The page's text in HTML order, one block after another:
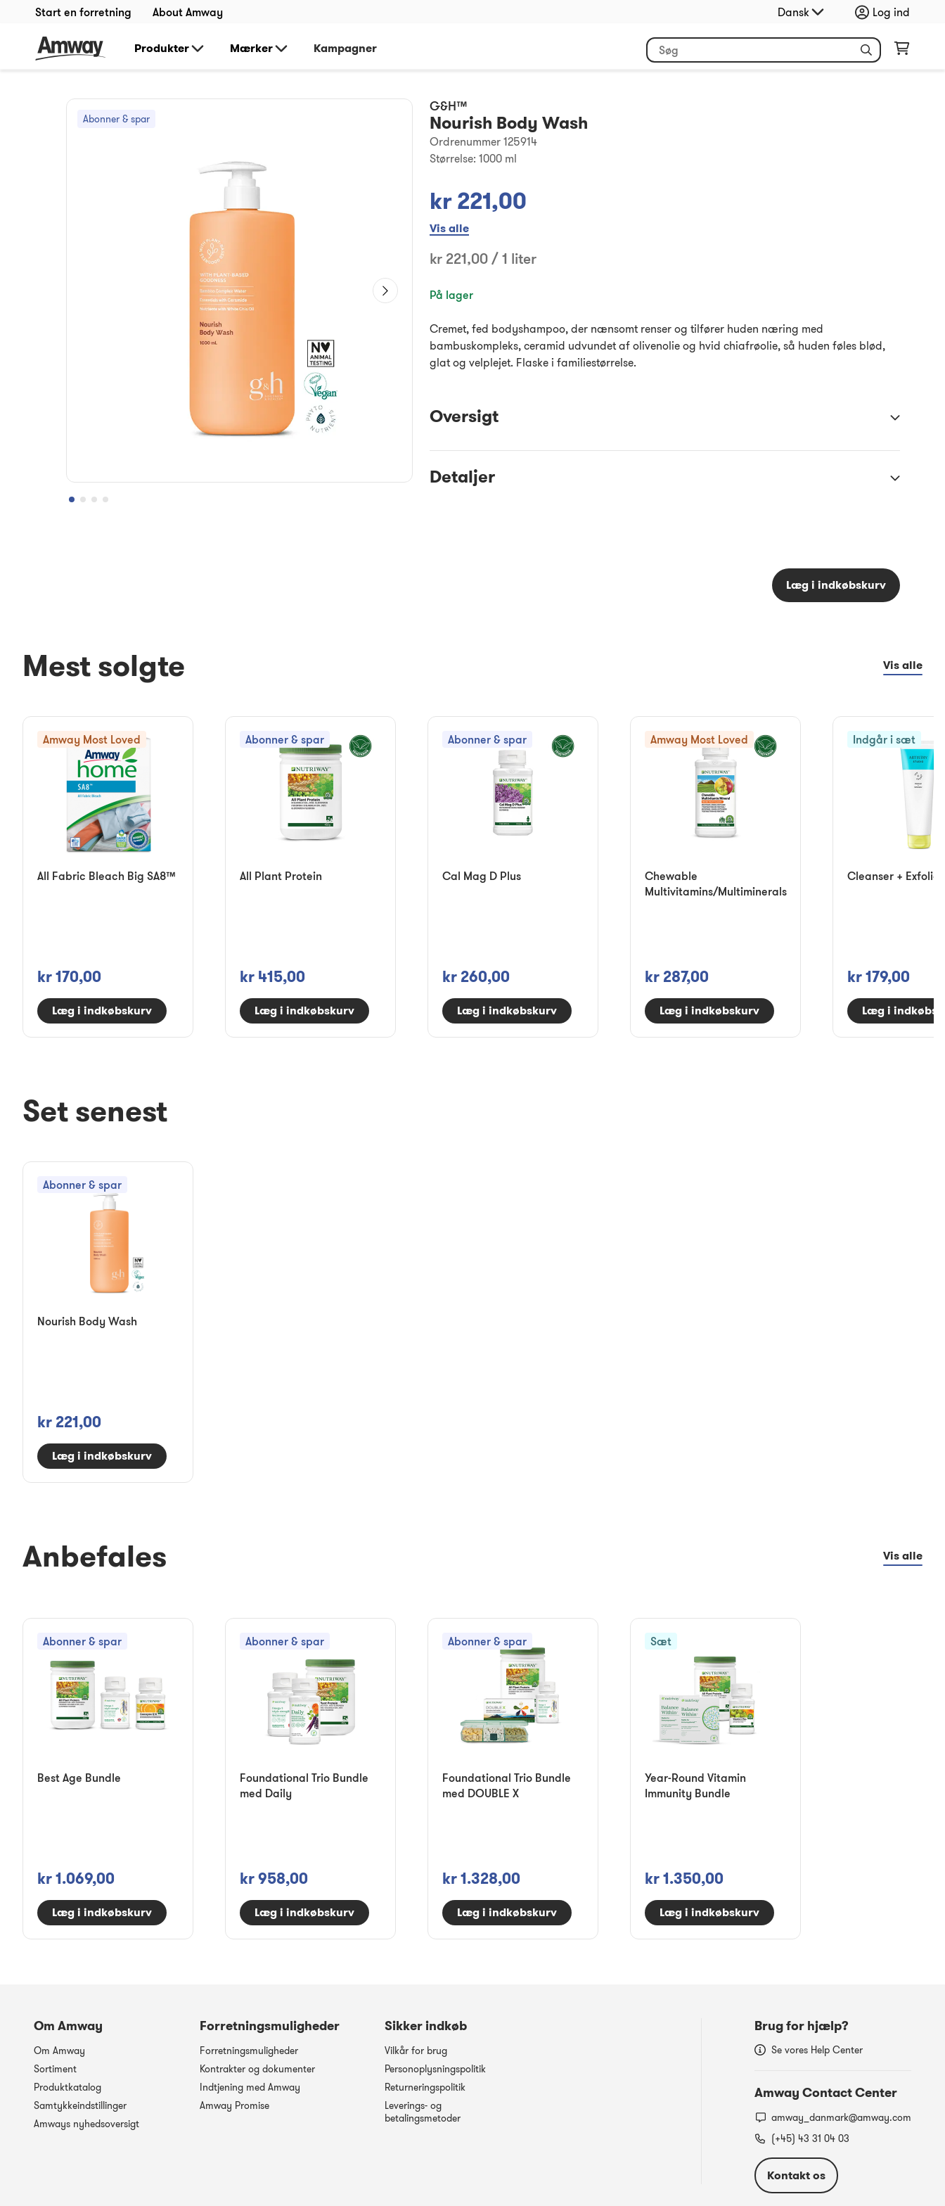
Start en forretning About Amway Dansk Log ind
Produkter Mærker Kampagner
Abonner & spar
G&H™
Nourish Body Wash
Ordrenummer 125914
Størrelse: 1000 ml
kr 221,00
Vis alle
kr 221,00 / 1 liter
På lager
Cremet, fed bodyshampoo, der nænsomt renser og tilfører huden næring med
bambuskompleks, ceramid udvundet af olivenolie og hvid chiafrøolie, så huden føles blød,
glat og velplejet. Flaske i familiestørrelse.
Oversigt
Detaljer
Læg i indkøbskurv
Mest solgte Vis alle
Amway Most Loved
All Fabric Bleach Big SA8™
kr 170,00
Læg i indkøbskurv
Abonner & spar
All Plant Protein
kr 415,00
Læg i indkøbskurv
Abonner & spar
Cal Mag D Plus
kr 260,00
Læg i indkøbskurv
Amway Most Loved
Chewable
Multivitamins/Multiminerals
kr 287,00
Læg i indkøbskurv
Indgår i sæt
Cleanser +
kr 179,00
Læg i
Set senest
Abonner & spar
Nourish Body Wash
kr 221,00
Læg i indkøbskurv
Anbefales Vis alle
Abonner & spar
Best Age Bundle
kr 1.069,00
Læg i indkøbskurv
Abonner & spar
Foundational Trio Bundle
med Daily
kr 958,00
Læg i indkøbskurv
Abonner & spar
Foundational Trio Bundle
med DOUBLE X
kr 1.328,00
Læg i indkøbskurv
Sæt
Year-Round Vitamin
Immunity Bundle
kr 1.350,00
Læg i indkøbskurv
Om Amway
Om Amway
Sortiment
Produktkatalog
Samtykkeindstillinger
Amways nyhedsoversigt
Forretningsmuligheder
Forretningsmuligheder
Kontrakter og dokumenter
Indtjening med Amway
Amway Promise
Sikker indkøb
Vilkår for brug
Personoplysningspolitik
Returneringspolitik
Leverings- og
betalingsmetoder
Brug for hjælp?
Se vores Help Center
Amway Contact Center
amway_danmark@amway.com
(+45) 43 31 04 03
Kontakt os